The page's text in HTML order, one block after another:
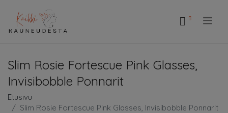
Slim Rosie Fortescue Pink Glasses,
Invisibobble Ponnarit
Etusivu
Slim Rosie Fortescue Pink Glasses, Invisibobble Ponnarit